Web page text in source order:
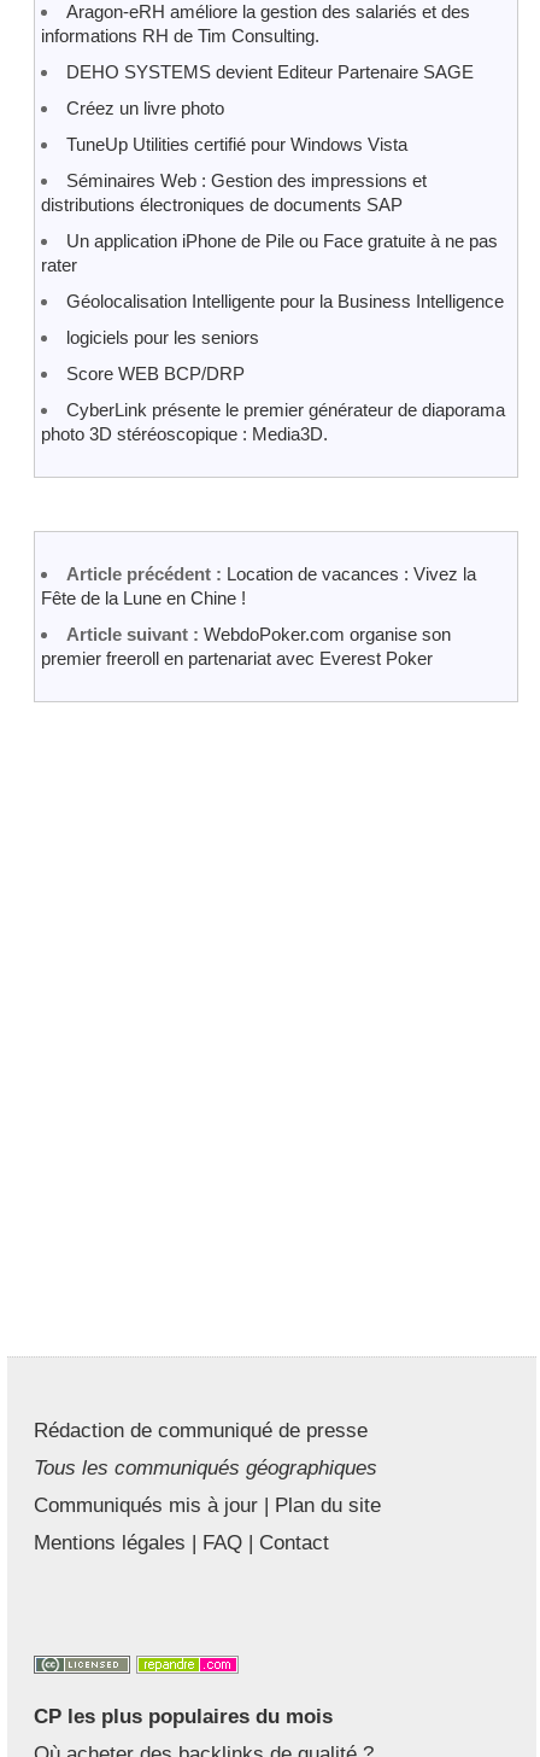
Aragon-eRH améliore la gestion des salariés et des
informations RH de Tim Consulting.
DEHO SYSTEMS devient Editeur Partenaire SAGE
Créez un livre photo
TuneUp Utilities certifié pour Windows Vista
Séminaires Web : Gestion des impressions et
distributions électroniques de documents SAP
Un application iPhone de Pile ou Face gratuite à ne pas
rater
Géolocalisation Intelligente pour la Business Intelligence
logiciels pour les seniors
Score WEB BCP/DRP
CyberLink présente le premier générateur de diaporama
photo 3D stéréoscopique : Media3D.
Article précédent : Location de vacances : Vivez la
Fête de la Lune en Chine !
Article suivant : WebdoPoker.com organise son
premier freeroll en partenariat avec Everest Poker
Rédaction de communiqué de presse
Tous les communiqués géographiques
Communiqués mis à jour | Plan du site
Mentions légales | FAQ | Contact
CP les plus populaires du mois